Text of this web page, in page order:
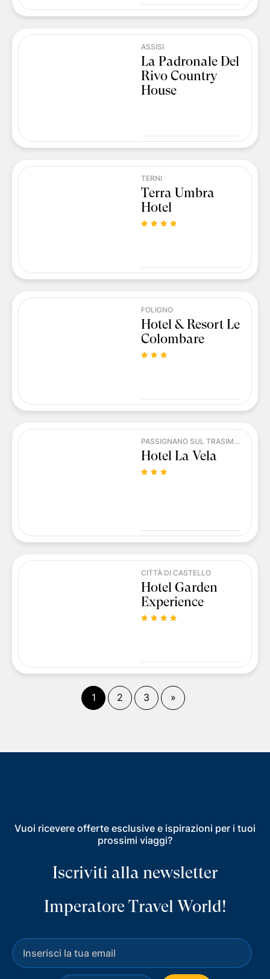
ASSISI
La Padronale Del
Rivo Country
House
TERNI
Terra Umbra
Hotel
FOLIGNO
Hotel & Resort Le
Colombare
PASSIGNANO SUL TRASIMENO
Hotel La Vela
CITTÀ DI CASTELLO
Hotel Garden
Experience
1( corrente)
2 3 »Fine
Vuoi ricevere offerte esclusive e ispirazioni per i tuoi
prossimi viaggi?
Iscriviti alla newsletter
Imperatore Travel World!